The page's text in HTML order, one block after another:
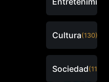
Cultura(130)
Sociedad(115)